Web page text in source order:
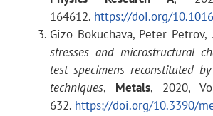
Расстояние
прерыватель – образец
Фурье-прерыватель
(диск)
164612. https://doi.org/
Gizo Bokuchava, Peter Petrov,
stresses and microstructural
test specimens reconstituted
techniques, Metals, 2020,
632. https://doi.org/10.3390/